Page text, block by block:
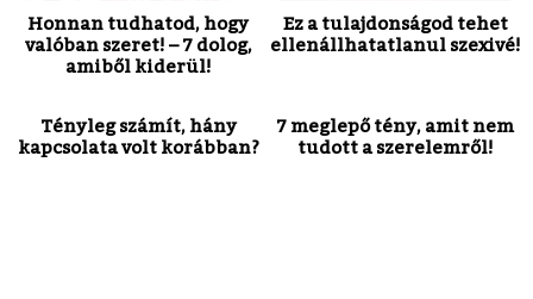
Honnan tudhatod, hogy
valóban szeret! – 7 dolog,
amiből kiderül!
Ez a tulajdonságod tehet
ellenállhatatlanul szexivé!
Tényleg számít, hány
kapcsolata volt korábban?
7 meglepő tény, amit nem
tudott a szerelemről!